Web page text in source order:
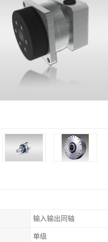
输入输出同轴
单级